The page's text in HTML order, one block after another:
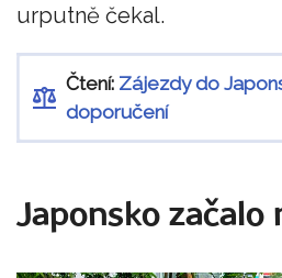
urputně čekal.
Čtení: Zájezdy do
doporučení
Japonsko začalo